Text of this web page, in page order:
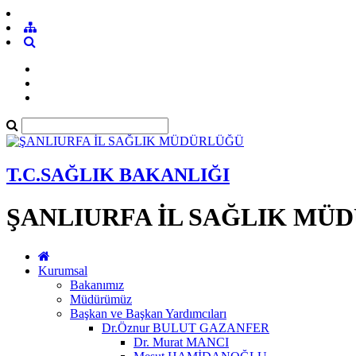
T.C.SAĞLIK BAKANLIĞI
ŞANLIURFA İL SAĞLIK
Kurumsal
Bakanımız
Müdürümüz
Başkan ve Başkan Yardımcıları
Dr.Öznur BULUT GAZANFER
Dr. Murat MANCI